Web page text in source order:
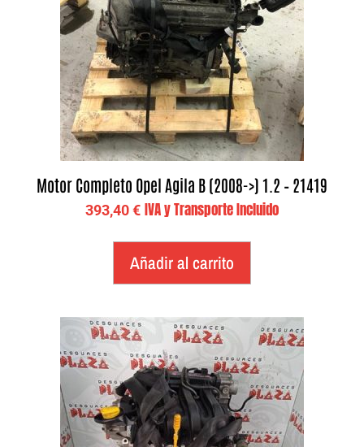
Motor Completo Opel Agila B (2008->) 1.2 – 21419
393,40€ IVA y Transporte Incluido
Añadir al carrito